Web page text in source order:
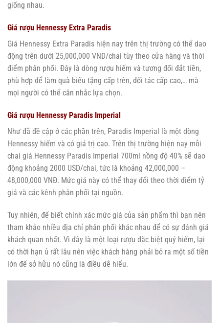
giống nhau.
Giá rượu Hennessy Extra Paradis
Giá Hennessy Extra Paradis hiện nay trên thị trường có thể dao
động trên dưới 25,000,000 VND/chai tùy theo cửa hàng và thời
điểm phân phối. Đây là dòng rượu hiếm và tương đối đắt tiền,
phù hợp để làm quà biếu tặng cấp trên, đối tác cấp cao,… mà
mọi người có thể cân nhắc lựa chọn.
Giá rượu Hennessy Paradis Imperial
Như đã đề cập ở các phần trên, Paradis Imperial là một dòng
Hennessy hiếm và có giá trị cao. Trên thị trường hiện nay mỗi
chai giá Hennessy Paradis Imperial 700ml nồng độ 40% sẽ dao
động khoảng 2000 USD/chai, tức là khoảng 42,000,000 –
48,000,000 VNĐ. Mức giá này có thể thay đổi theo thời điểm tỷ
giá và các kênh phân phối tại nguồn.
Tuy nhiên, để biết chính xác mức giá của sản phẩm thì bạn nên
tham khảo nhiều địa chỉ phân phối khác nhau để có sự đánh giá
khách quan nhất. Vì đây là một loại rượu đặc biệt quý hiếm, lại
có thời hạn ủ rất lâu nên việc khách hàng phải bỏ ra một số tiền
lớn để sở hữu nó cũng là điều dễ hiểu.